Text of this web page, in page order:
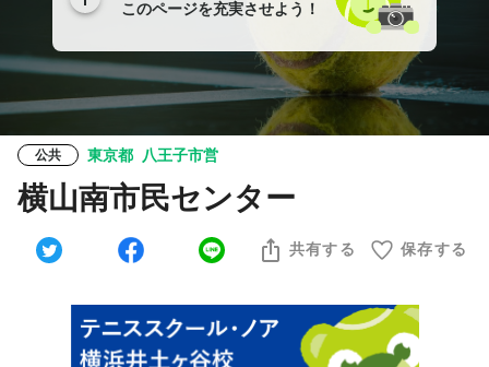
このページを充実させよう！
公共 東京都 八王子市営
横山南市民センター
共有する 保存する